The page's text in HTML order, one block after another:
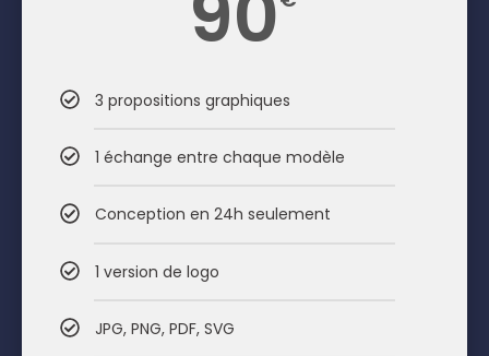
3 propositions graphiques
1 échange entre chaque modèle
Conception en 24h seulement
1 version de logo
JPG, PNG, PDF, SVG